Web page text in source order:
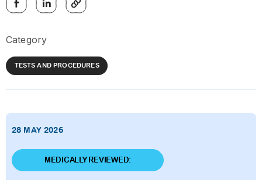
Category
TESTS AND PROCEDURES
28 MAY 2026
MEDICALLY REVIEWED: